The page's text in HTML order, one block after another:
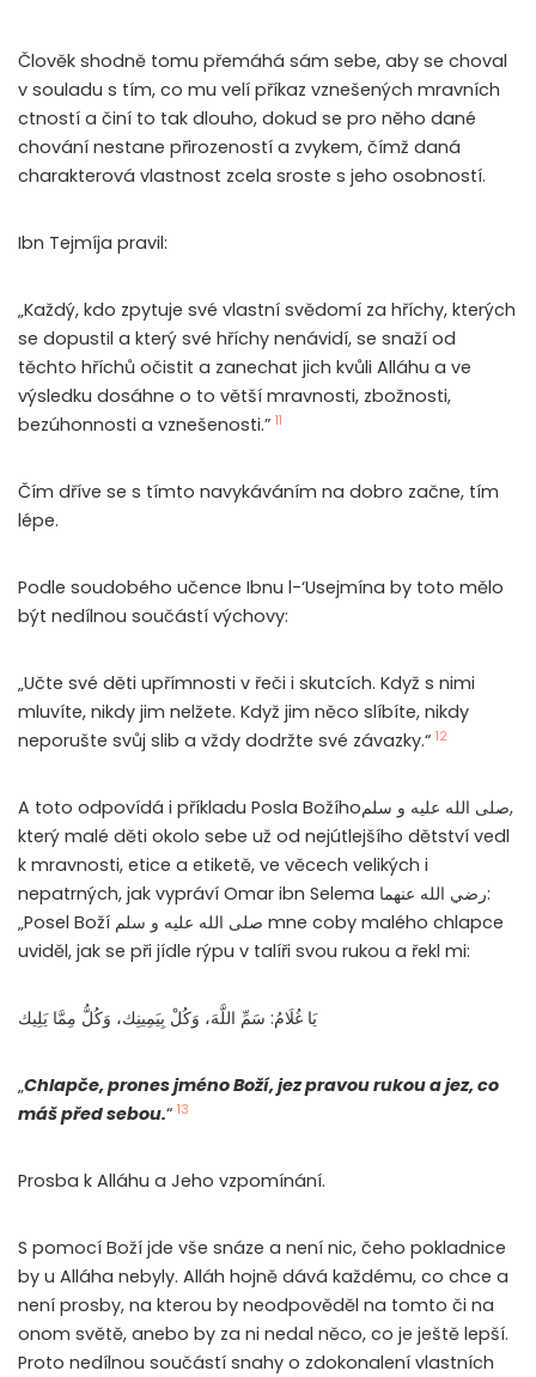
Člověk shodně tomu přemáhá sám sebe, aby se choval
v souladu s tím, co mu velí příkaz vznešených mravních
ctností a činí to tak dlouho, dokud se pro něho dané
chování nestane přirozeností a zvykem, čímž daná
charakterová vlastnost zcela sroste s jeho osobností.
Ibn Tejmíja pravil:
„Každý, kdo zpytuje své vlastní svědomí za hříchy, kterých
se dopustil a který své hříchy nenávidí, se snaží od
těchto hříchů očistit a zanechat jich kvůli Alláhu a ve
výsledku dosáhne o to větší mravnosti, zbožnosti,
bezúhonnosti a vznešenosti.” 11
Čím dříve se s tímto navykáváním na dobro začne, tím
lépe.
Podle soudobého učence Ibnu l-‘Usejmína by toto mělo
být nedílnou součástí výchovy:
„Učte své děti upřímnosti v řeči i skutcích. Když s nimi
mluvíte, nikdy jim nelžete. Když jim něco slíbíte, nikdy
neporušte svůj slib a vždy dodržte své závazky.“ 12
A toto odpovídá i příkladu Posla Božíhoصلى الله عليه و سلم,
který malé děti okolo sebe už od nejútlejšího dětství vedl
k mravnosti, etice a etiketě, ve věcech velikých i
nepatrných, jak vypráví Omar ibn Selema رضي الله عنهما:
„Posel Boží صلى الله عليه و سلم mne coby malého chlapce
uviděl, jak se při jídle rýpu v talíři svou rukou a řekl mi:
يَا غُلَامُ: سَمِّ اللَّهَ، وَكُلْ بِيَمِينِك، وَكُلُّ مِمَّا يَلِيك
„Chlapče, prones jméno Boží, jez pravou rukou a jez, co
máš před sebou.“ 13
Prosba k Alláhu a Jeho vzpomínání.
S pomocí Boží jde vše snáze a není nic, čeho pokladnice
by u Alláha nebyly. Alláh hojně dává každému, co chce a
není prosby, na kterou by neodpověděl na tomto či na
onom světě, anebo by za ni nedal něco, co je ještě lepší.
Proto nedílnou součástí snahy o zdokonalení vlastních